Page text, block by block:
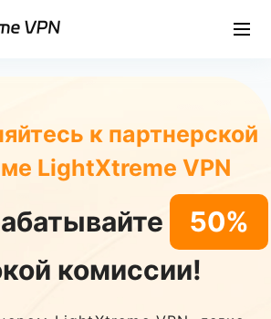
к партнерской
LightXtreme VPN
50%
комиссии!